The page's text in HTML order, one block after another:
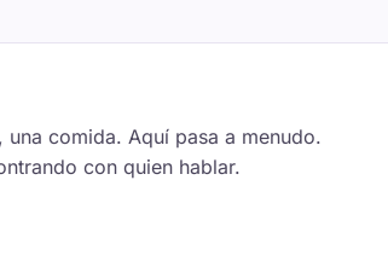
comida. Aquí pasa a menudo.
con quien hablar.